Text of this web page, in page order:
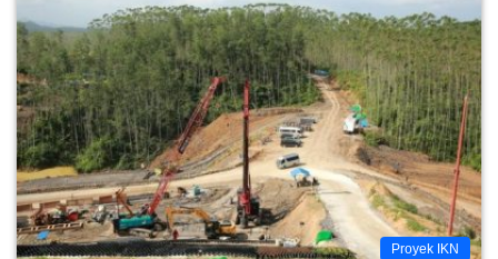
Proyek IKN